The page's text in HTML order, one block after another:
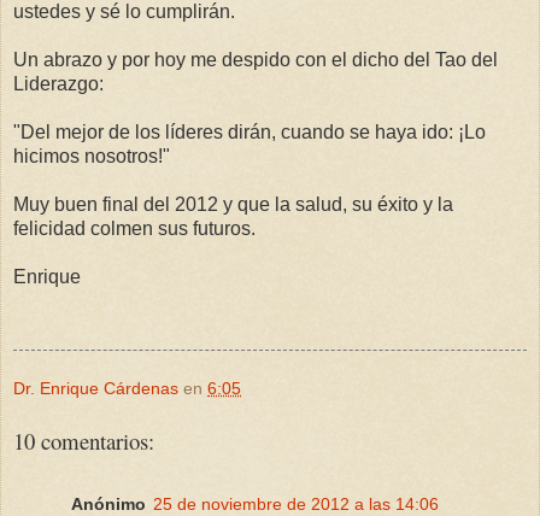
ustedes y sé lo cumplirán.
Un abrazo y por hoy me despido con el dicho del Tao del
Liderazgo:
"Del mejor de los líderes dirán, cuando se haya ido: ¡Lo
hicimos nosotros!"
Muy buen final del 2012 y que la salud, su éxito y la
felicidad colmen sus futuros.
Enrique
Dr. Enrique Cárdenas en 6:05
10 comentarios:
Anónimo 25 de noviembre de 2012 a las 14:06